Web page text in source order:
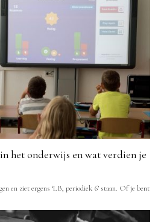
het onderwijs en wat verdien je
en ziet ergens ‘LB, periodiek 6’ staan. Of je bent